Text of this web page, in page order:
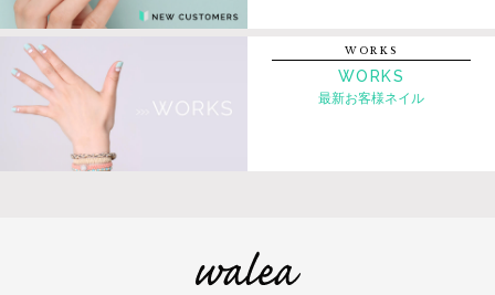
WORKS
WORKS
最新お客様ネイル